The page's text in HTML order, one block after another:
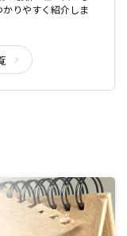
りやすく紹介しま